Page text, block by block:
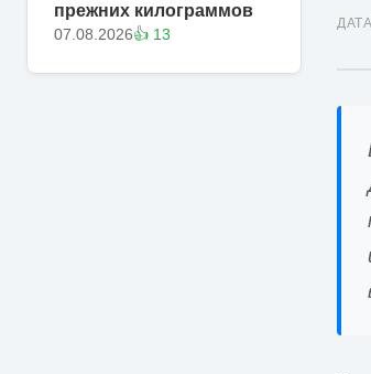
прежних килограммов
07.08.2026👍 13
ДАТА